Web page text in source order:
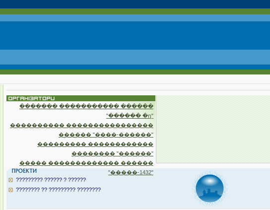
������� ����������� ������
"������ �ղ"
���������� ����������������
������ "����-������"
��������� ������������
�������� "������"
����� ������������� ������
"�����-1432"
????????? ?????? ? ??????
???????? ?? ????????? ????????